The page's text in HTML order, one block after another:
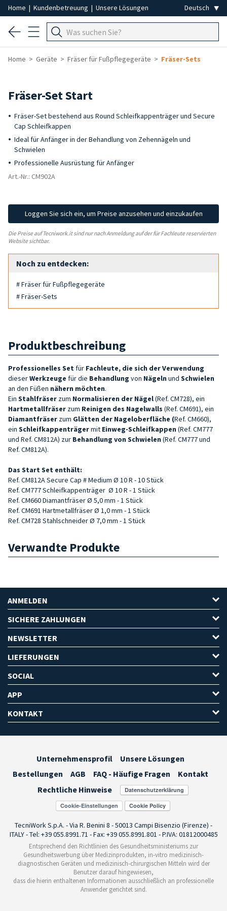
Home | Kundenbetreuung | Unsere Lösungen
Home Geräte Fräser für Fußpflegegeräte Fräser-Sets
Fräser-Set Start
Fräser-Set bestehend aus Round Schleifkappenträger und Secure
Cap Schleifkappen
Ideal für Anfänger in der Behandlung von Zehennägeln und
Schwielen
Professionelle Ausrüstung für Anfänger
Art.-Nr.: CM902A
Loggen Sie sich ein, um Preise anzusehen und einzukaufen
Die Preise auf Tecniwork.it sind nur nach Anmeldung auf der für Fachleute reservierten
Website sichtbar.
Noch zu entdecken:
# Fräser für Fußpflegegeräte
# Fräser-Sets
Produktbeschreibung
Professionelles Set für Fachleute, die sich der Verwendung
dieserWerkzeuge für die Behandlung von Nägeln und Schwielen
an den Füßen nähern möchten.
Ein Stahlfräser zum Normalisieren der Nägel(Ref. CM728), ein
Hartmetallfräser zum Reinigen des Nagelwalls (Ref. CM691), ein
Diamantfräser zum Glätten der Nageloberfläche (Ref. CM660),
ein Schleifkappenträgermit Einweg-Schleifkappen (Ref. CM777
und Ref. CM812A) zur Behandlung von Schwielen (Ref. CM777 und
Ref. CM812A).
Das Start Set enthält:
Ref. CM812A Secure Cap # Medium Ø 10 R - 10 Stück
Ref. CM777 Schleifkappenträger Ø 10 R - 1 Stück
Ref. CM660 Diamantfräser Ø 5,0 mm - 1 Stück
Ref. CM691 Hartmetallfräser Ø 1,0 mm - 1 Stück
Ref. CM728 Stahlschneider Ø 7,0 mm - 1 Stück
Verwandte Produkte
ANMELDEN
SICHERE ZAHLUNGEN
NEWSLETTER
LIEFERUNGEN
SOCIAL
APP
KONTAKT
Unternehmensprofil
Unsere Lösungen
Bestellungen
AGB FAQ - Häufige Fragen
Kontakt
Rechtliche Hinweise
Cookie-Einstellungen
TecniWork S.p.A. - Via R. Benini 8 - 50013 Campi Bisenzio (Firenze) -
ITALY - Tel: +39 055.8991.71 - Fax: +39 055.8991.801 - P.IVA: 01812000485
Entsprechend den Richtlinien des Gesundheitsministeriums zur
Gesundheitswerbung über Medizinprodukten, in-vitro medizinisch-
diagnostischen Geräten und medizinisch-chirurgischen Mitteln wird der
Benutzer darauf hingewiesen,
dass die hierin enthaltenen Informationen ausschließlich an professionelle
Anwender gerichtet sind.